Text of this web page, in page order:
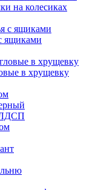
на колесиках
ящиками
в хрущевку
ЛДСП